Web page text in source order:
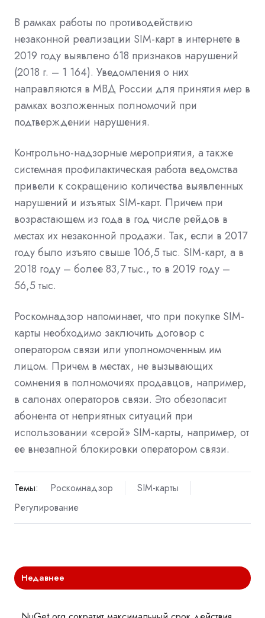
В рамках работы по противодействию
незаконной реализации SIM-карт в интернете в
2019 году выявлено 618 признаков нарушений
(2018 г. – 1 164). Уведомления о них
направляются в МВД России для принятия мер в
рамках возложенных полномочий при
подтверждении нарушения.
Контрольно-надзорные мероприятия, а также
системная профилактическая работа ведомства
привели к сокращению количества выявленных
нарушений и изъятых SIM-карт. Причем при
возрастающем из года в год числе рейдов в
местах их незаконной продажи. Так, если в 2017
году было изъято свыше 106,5 тыс. SIM-карт, а в
2018 году – более 83,7 тыс., то в 2019 году –
56,5 тыс.
Роскомнадзор напоминает, что при покупке SIM-
карты необходимо заключить договор с
оператором связи или уполномоченным им
лицом. Причем в местах, не вызывающих
сомнения в полномочиях продавцов, например,
в салонах операторов связи. Это обезопасит
абонента от неприятных ситуаций при
использовании «серой» SIM-карты, например, от
ее внезапной блокировки оператором связи.
Темы: Роскомнадзор
SIM-карты
Регулирование
Недавнее